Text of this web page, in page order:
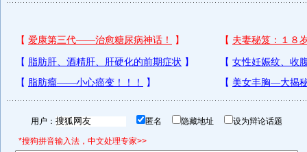
用户： 匿名 隐藏地址 设为辩论话题
*搜狗拼音输入法，中文处理专家>>